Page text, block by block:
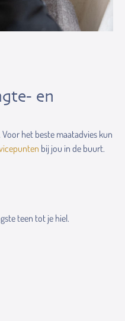
en
het beste maatadvies kun
bij jou in de buurt.
teen tot je hiel.